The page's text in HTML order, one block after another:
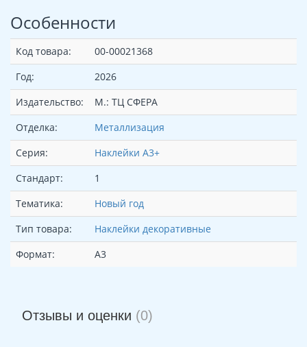
Особенности
Код товара:
00-00021368
Год:
2026
Издательство:
М.: ТЦ СФЕРА
Отделка:
Металлизация
Серия:
Наклейки А3+
Стандарт:
1
Тематика:
Новый год
Тип товара:
Наклейки декоративные
Формат:
А3
Отзывы и оценки (0)